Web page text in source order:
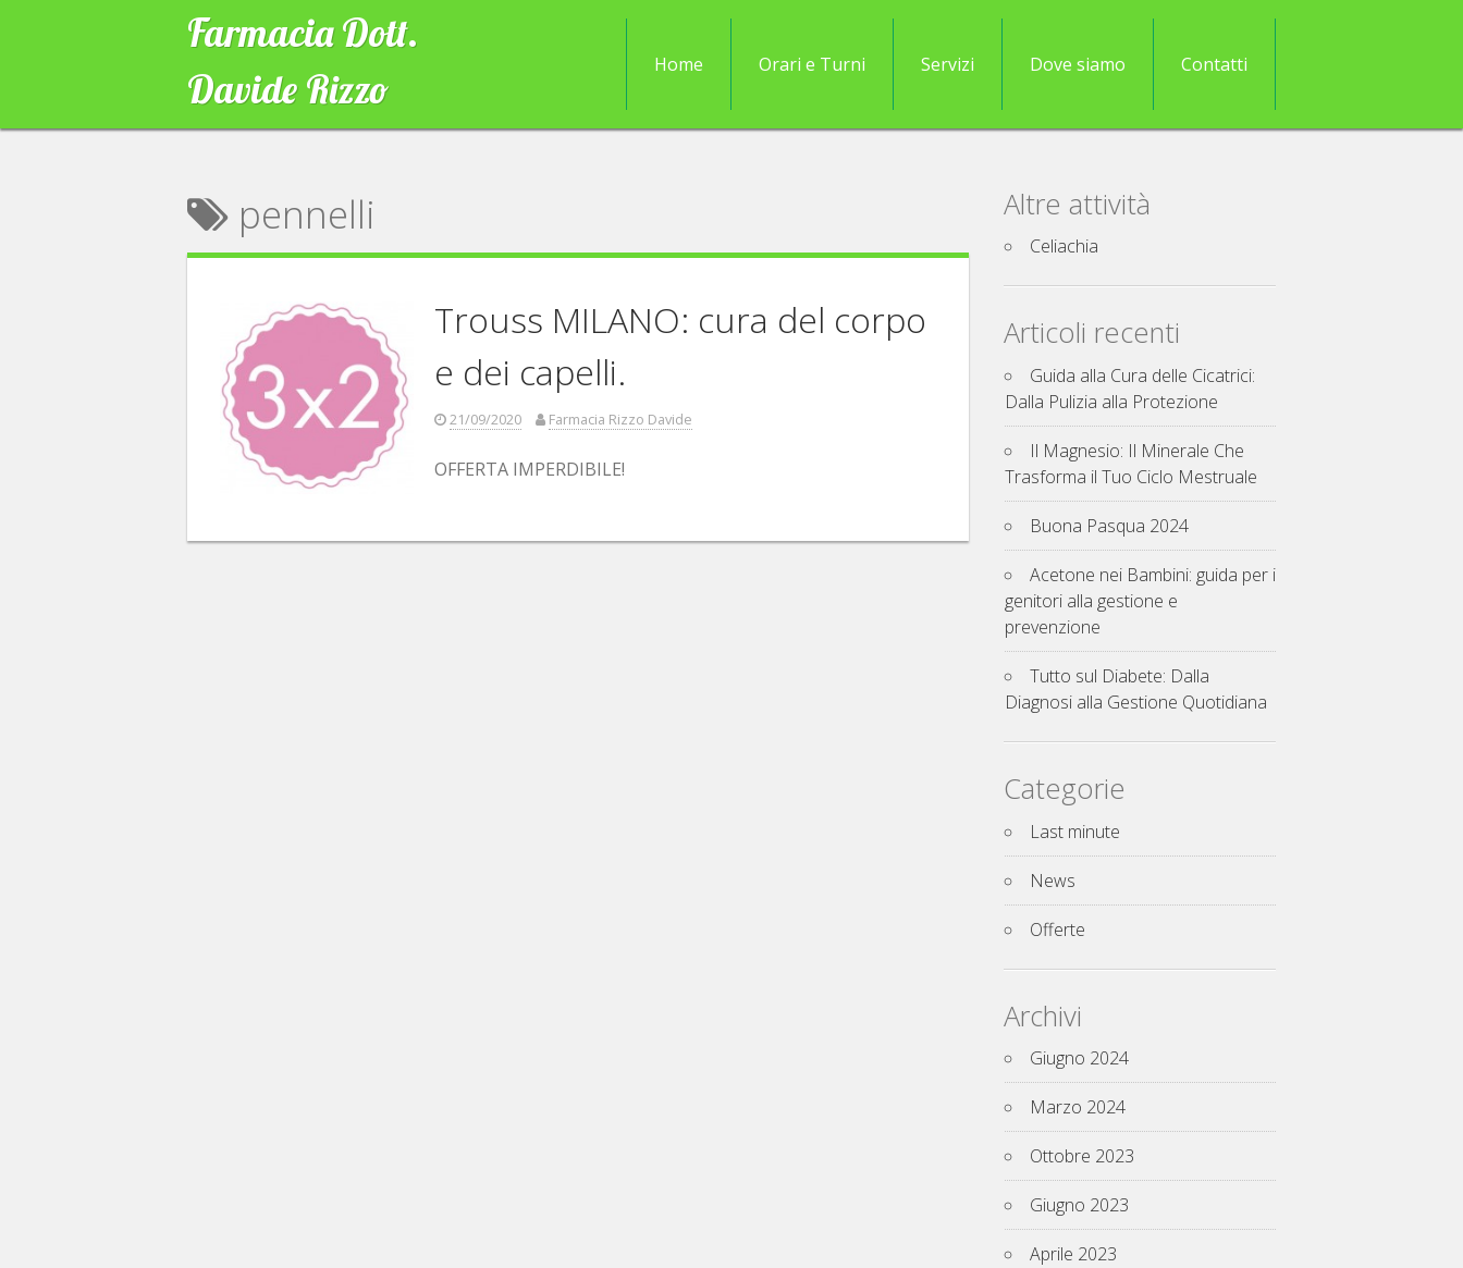
Farmacia Dott.
Davide Rizzo
Home Orari e Turni Servizi Dove siamo Contatti
pennelli
Trouss MILANO: cura del corpo
e dei capelli.
21/09/2020 Farmacia Rizzo Davide
OFFERTA IMPERDIBILE!
Altre attività
Celiachia
Articoli recenti
Guida alla Cura delle Cicatrici:
Dalla Pulizia alla Protezione
Il Magnesio: Il Minerale Che
Trasforma il Tuo Ciclo Mestruale
Buona Pasqua 2024
Acetone nei Bambini: guida per i
genitori alla gestione e
prevenzione
Tutto sul Diabete: Dalla
Diagnosi alla Gestione Quotidiana
Categorie
Last minute
News
Offerte
Archivi
Giugno 2024
Marzo 2024
Ottobre 2023
Giugno 2023
Aprile 2023